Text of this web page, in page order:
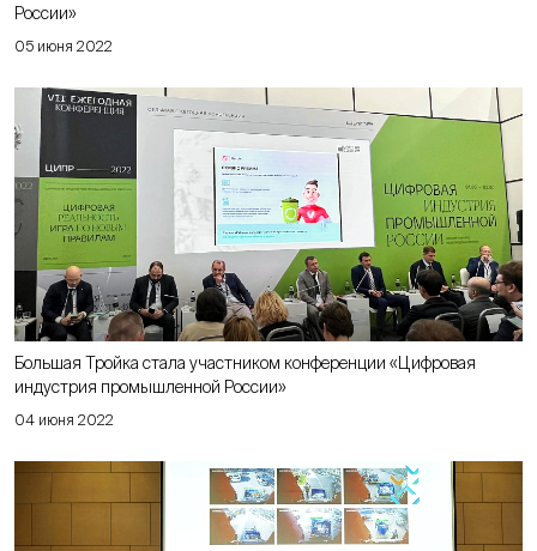
05 июня 2022
России»
04 июня 2022
Большая Тройка стала участником конференции «Цифровая
индустрия промышленной России»